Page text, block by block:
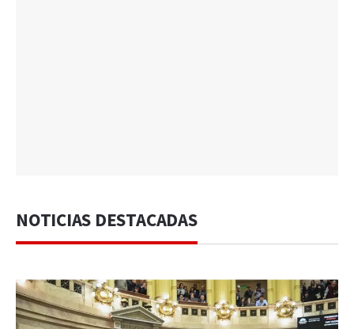
NOTICIAS DESTACADAS